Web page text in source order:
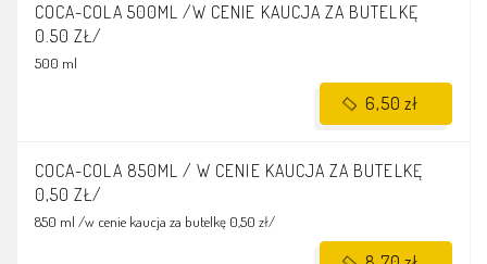
COCA-COLA 500ML /W CENIE KAUCJA ZA BUTELKĘ
0.50 ZŁ/
500 ml
COCA-COLA 850ML / W CENIE KAUCJA ZA BUTELKĘ
0,50 ZŁ/
850 ml /w cenie kaucja za butelkę 0,50 zł/